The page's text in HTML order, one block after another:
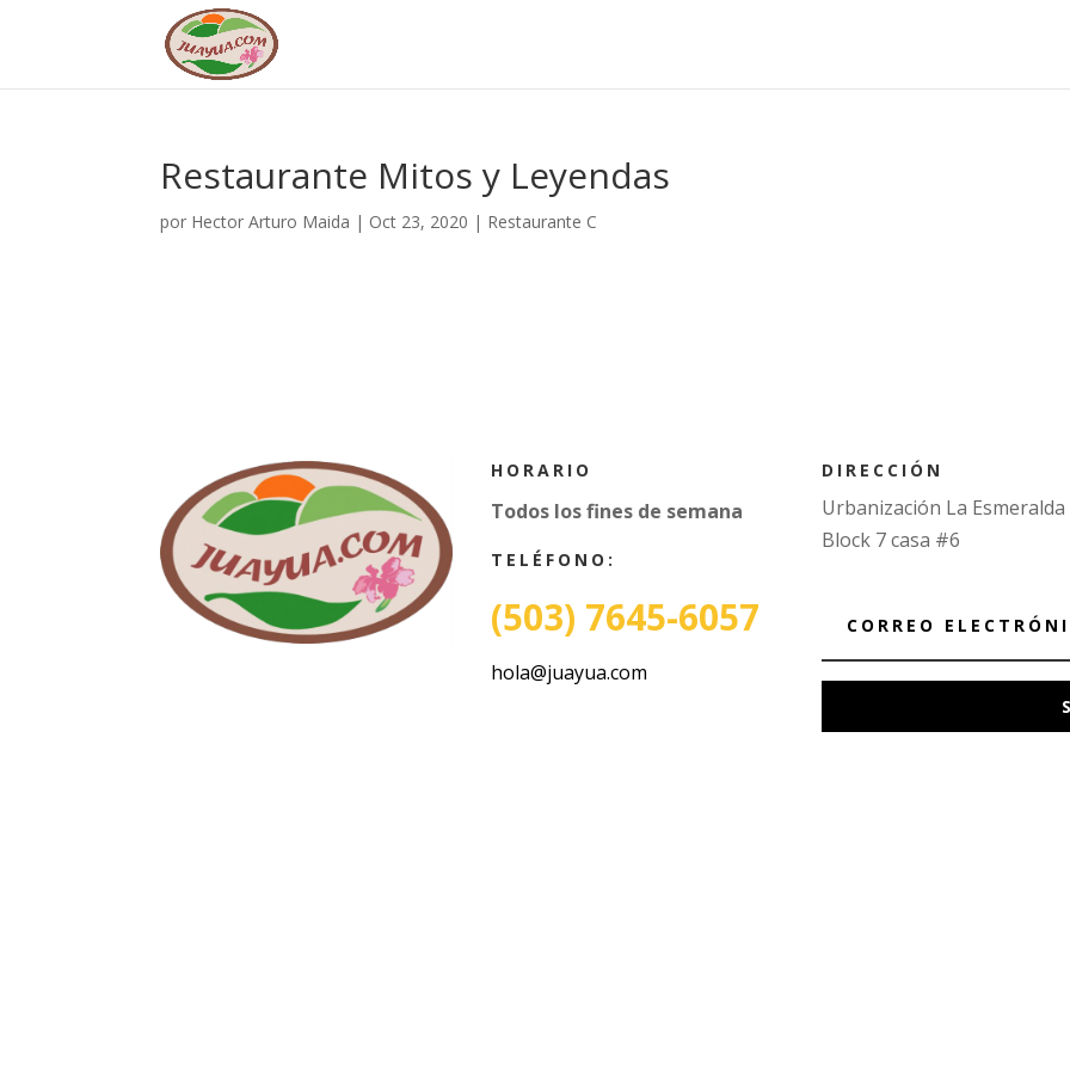
Restaurante Mitos y Leyendas
por Hector Arturo Maida | Oct 23, 2020 | Restaurante C
HORARIO
Todos los fines de semana
TELÉFONO:
(503) 7645-6057
hola@juayua.com
DIRECCIÓN
Urbanización La Esmeralda
Block 7 casa #6